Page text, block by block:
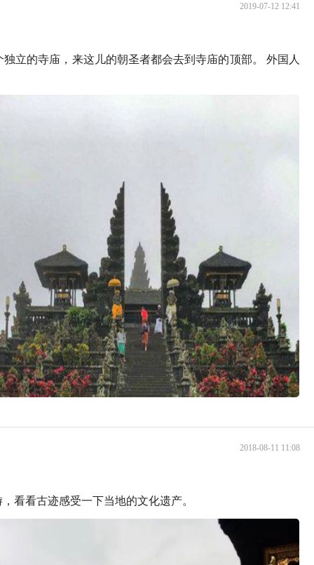
2019-07-12 12:41
立的寺庙，来这儿的朝圣者都会去到寺庙的顶部。 外国人
2018-08-11 11:08
看看古迹感受一下当地的文化遗产。